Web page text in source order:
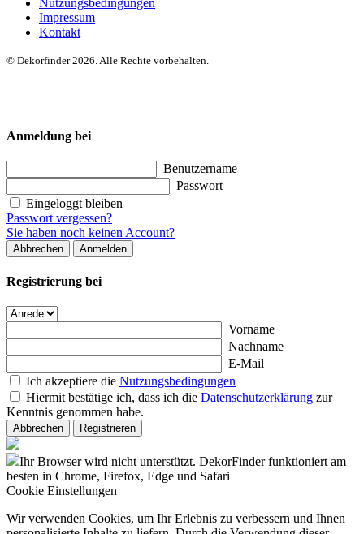
Nutzungsbedingungen
Impressum
Kontakt
© Dekorfinder 2026. Alle Rechte vorbehalten.
Anmeldung bei
Benutzername
Passwort
Eingeloggt bleiben
Passwort vergessen?
Sie haben noch keinen Account?
Abbrechen Anmelden
Registrierung bei
Vorname
Nachname
E-Mail
Ich akzeptiere die Nutzungsbedingungen
Hiermit bestätige ich, dass ich die Datenschutzerklärung zur
Kenntnis genommen habe.
Abbrechen Registrieren
Ihr Browser wird nicht unterstützt. DekorFinder funktioniert am
besten in Chrome, Firefox, Edge und Safari
Cookie Einstellungen
Wir verwenden Cookies, um Ihr Erlebnis zu verbessern und Ihnen